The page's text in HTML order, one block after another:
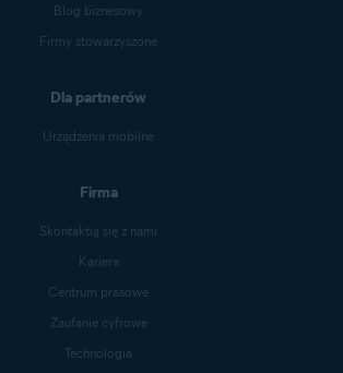
Blog biznesowy
Firmy stowarzyszone
Dla partnerów
Urządzenia mobilne
Firma
Skontaktuj się z nami
Kariera
Centrum prasowe
Zaufanie cyfrowe
Technologia